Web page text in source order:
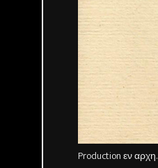
Production εν αρχη.